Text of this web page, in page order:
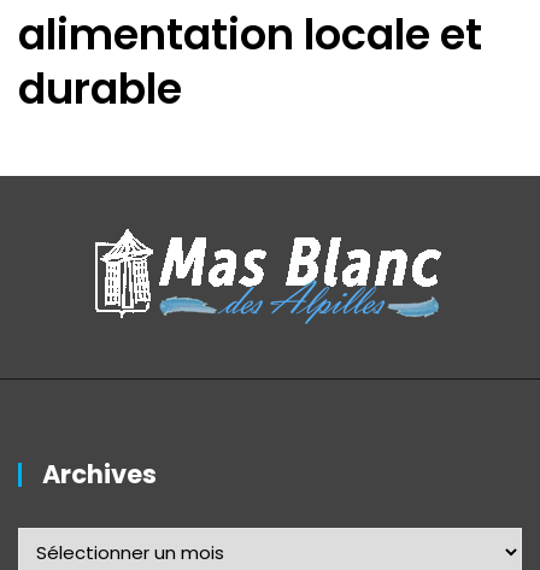
alimentation locale et
durable
Archives